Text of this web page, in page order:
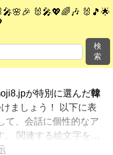
🐰🎤💖🌈🎶 🐰🎵🌟
検
索
が特別に選んだ韓
ましょう！ 以下に表
て、会話に個性的なア
。 関連する絵文字を最
さらに多くのオプショ